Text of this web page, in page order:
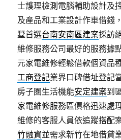
士護理檢測電腦輔助設計及
及產品和工業設計作車借錢
墅首選台南安南區建案採訪
維修服務公司最好的服務據
元家電維修輕鬆借款個資品
工商登記業界口碑借址登記
房子圏生活機能安定建案到
家電維修服務區價格迅速處
維修的客服人員依追蹤搭配
竹融資並需求新竹在地借貸